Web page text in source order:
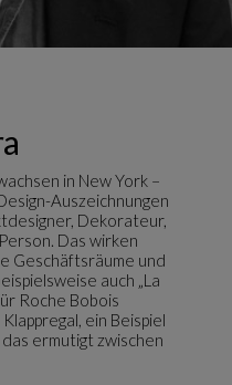
in New York –
Auszeichnungen
Dekorateur,
Das wirken
Geschäftsräume und
auch „La
Roche Bobois
ein Beispiel
ermutigt zwischen